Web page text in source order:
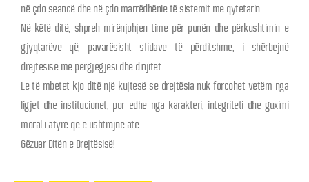
në çdo seancë dhe në çdo marrëdhënie të sistemit me qytetarin.
Në këtë ditë, shpreh mirënjohjen time për punën dhe përkushtimin e
gjyqtarëve që, pavarësisht sfidave të përditshme, i shërbejnë
drejtësisë me përgjegjësi dhe dinjitet.
Le të mbetet kjo ditë një kujtesë se drejtësia nuk forcohet vetëm nga
ligjet dhe institucionet, por edhe nga karakteri, integriteti dhe guximi
moral i atyre që e ushtrojnë atë.
Gëzuar Ditën e Drejtësisë!